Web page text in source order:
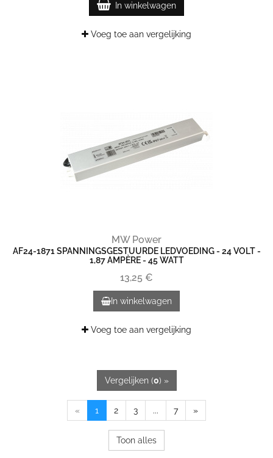
In winkelwagen
Voeg toe aan vergelijking
MW Power
AF24-1871 SPANNINGSGESTUURDE LEDVOEDING - 24 VOLT -
1,87 AMPÈRE - 45 WATT
13,25 €
In winkelwagen
Voeg toe aan vergelijking
Vergelijken (0) »
« 1 2 3 ... 7 »
Toon alles